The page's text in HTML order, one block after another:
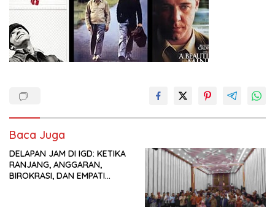
Baca Juga
DELAPAN JAM DI IGD: KETIKA
RANJANG, ANGGARAN,
BIROKRASI, DAN EMPATI